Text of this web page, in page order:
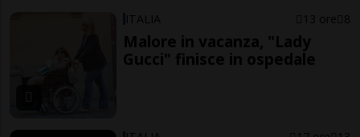
ITALIA 13 ore 8
Malore in vacanza, "Lady
Gucci" finisce in ospedale